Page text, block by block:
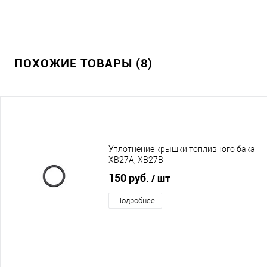
ПОХОЖИЕ ТОВАРЫ (8)
Уплотнение крышки топливного бака
XB27A, XB27B
150 руб. / шт
Подробнее